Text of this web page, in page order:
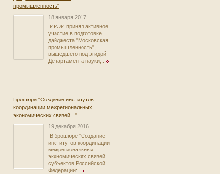
промышленность"
18 января 2017
ИРЭИ принял активное
участие в подготовке
дайджеста "Московская
промышленность",
вышедшего под эгидой
Департамента науки,...
Брошюра "Создание институтов
координации межрегиональных
экономических связей..."
19 декабря 2016
В брошюре "Создание
институтов координации
межрегиональных
экономических связей
субъектов Российской
Федерации:...